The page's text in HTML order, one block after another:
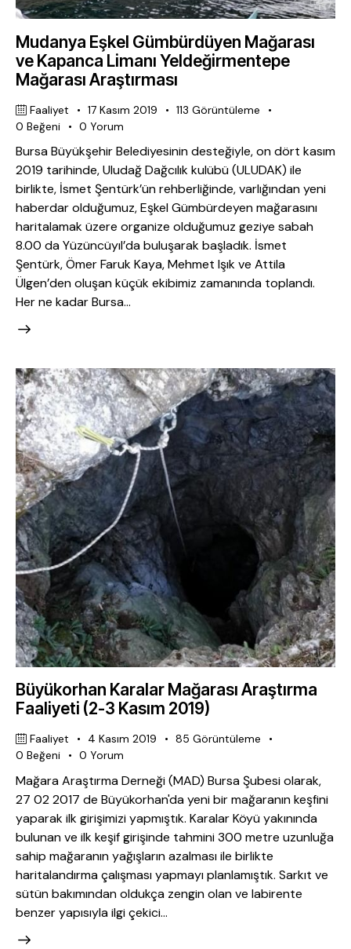
Mudanya Eşkel Gümbürdüyen Mağarası
ve Kapanca Limanı Yeldeğirmentepe
Mağarası Araştırması
Faaliyet 17 Kasım 2019 113 Görüntüleme
0 Beğeni 0 Yorum
Bursa Büyükşehir Belediyesinin desteğiyle, on dört kasım
2019 tarihinde, Uludağ Dağcılık kulübü (ULUDAK) ile
birlikte, İsmet Şentürk’ün rehberliğinde, varlığından yeni
haberdar olduğumuz, Eşkel Gümbürdeyen mağarasını
haritalamak üzere organize olduğumuz geziye sabah
8.00 da Yüzüncüyıl’da buluşarak başladık. İsmet
Şentürk, Ömer Faruk Kaya, Mehmet Işık ve Attila
Ülgen’den oluşan küçük ekibimiz zamanında toplandı.
Her ne kadar Bursa…
Büyükorhan Karalar Mağarası Araştırma
Faaliyeti (2-3 Kasım 2019)
Faaliyet 4 Kasım 2019 85 Görüntüleme
0 Beğeni 0 Yorum
Mağara Araştırma Derneği (MAD) Bursa Şubesi olarak,
27 02 2017 de Büyükorhan'da yeni bir mağaranın keşfini
yaparak ilk girişimizi yapmıştık. Karalar Köyü yakınında
bulunan ve ilk keşif girişinde tahmini 300 metre uzunluğa
sahip mağaranın yağışların azalması ile birlikte
haritalandırma çalışması yapmayı planlamıştık. Sarkıt ve
sütün bakımından oldukça zengin olan ve labirente
benzer yapısıyla ilgi çekici…